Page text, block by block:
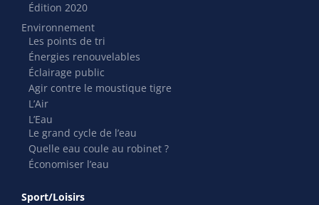
Édition 2020
Environnement
Les points de tri
Énergies renouvelables
Éclairage public
Agir contre le moustique tigre
L’Air
L’Eau
Le grand cycle de l’eau
Quelle eau coule au robinet ?
Économiser l’eau
Sport/Loisirs